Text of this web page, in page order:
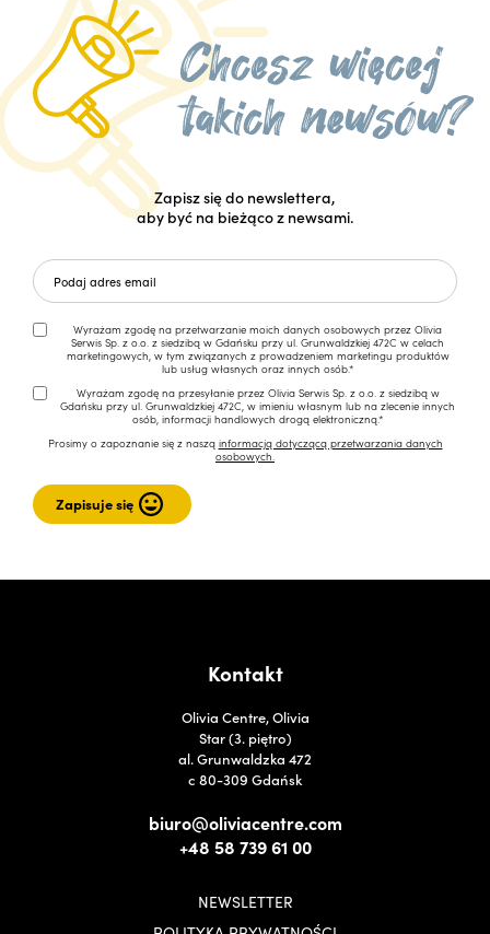
Zapisz się do newslettera,
aby być na bieżąco z newsami.
Wyrażam zgodę na przetwarzanie moich danych osobowych przez Olivia
Serwis Sp. z o.o. z siedzibą w Gdańsku przy ul. Grunwaldzkiej 472C w celach
marketingowych, w tym związanych z prowadzeniem marketingu produktów
lub usług własnych oraz innych osób.*
Wyrażam zgodę na przesyłanie przez Olivia Serwis Sp. z o.o. z siedzibą w
Gdańsku przy ul. Grunwaldzkiej 472C, w imieniu własnym lub na zlecenie innych
osób, informacji handlowych drogą elektroniczną.*
Prosimy o zapoznanie się z naszą informacją dotyczącą przetwarzania danych
osobowych.
Kontakt
Olivia Centre, Olivia
Star (3. piętro)
al. Grunwaldzka 472
c 80-309 Gdańsk
biuro@oliviacentre.com
+48 58 739 61 00
NEWSLETTER